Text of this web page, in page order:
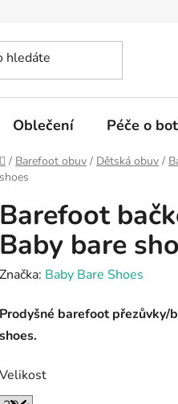
na prodejny
Oblečení Péče o
Domů
/ Barefoot obuv / Dětská obuv /
shoes
Barefoot
Baby bare
Značka: Baby Bare Shoes
Prodyšné barefoot přezůvky/
shoes.
Velikost